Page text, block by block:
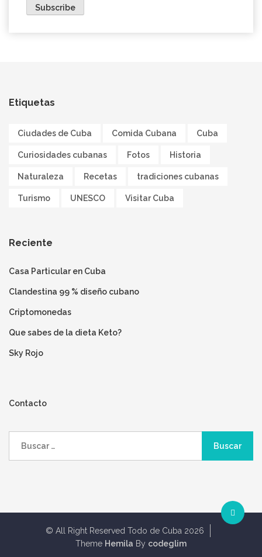
Etiquetas
Ciudades de Cuba Comida Cubana Cuba
Curiosidades cubanas Fotos Historia
Naturaleza Recetas tradiciones cubanas
Turismo UNESCO Visitar Cuba
Reciente
Casa Particular en Cuba
Clandestina 99 % diseño cubano
Criptomonedas
Que sabes de la dieta Keto?
Sky Rojo
Contacto
© All Right Reserved Todo de Cuba 2026
Theme Hemila By codeglim